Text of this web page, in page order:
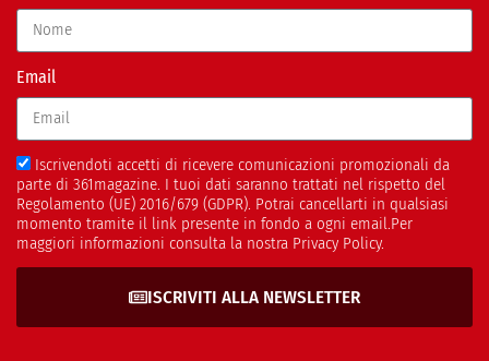
Email
Iscrivendoti accetti di ricevere comunicazioni promozionali da
parte di 361magazine. I tuoi dati saranno trattati nel rispetto del
Regolamento (UE) 2016/679 (GDPR). Potrai cancellarti in qualsiasi
momento tramite il link presente in fondo a ogni email.Per
maggiori informazioni consulta la nostra Privacy Policy.
ISCRIVITI ALLA NEWSLETTER